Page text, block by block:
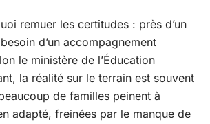
remuer les certitudes : près d’un
d’un accompagnement
le ministère de l’Éducation
la réalité sur le terrain est souvent
de familles peinent à
adapté, freinées par le manque de